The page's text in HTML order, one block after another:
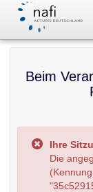
Beim
Ihre
Die